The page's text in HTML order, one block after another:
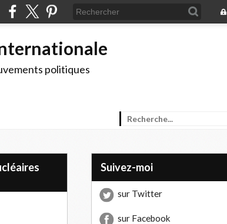
politiques
Suivez-moi
sur Twitter
sur Facebook